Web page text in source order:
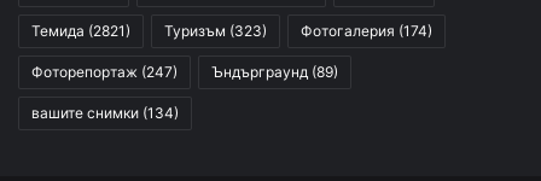
Темида (2821) Туризъм (323) Фотогалерия (174)
Фоторепортаж (247) Ъндърграунд (89)
вашите снимки (134)